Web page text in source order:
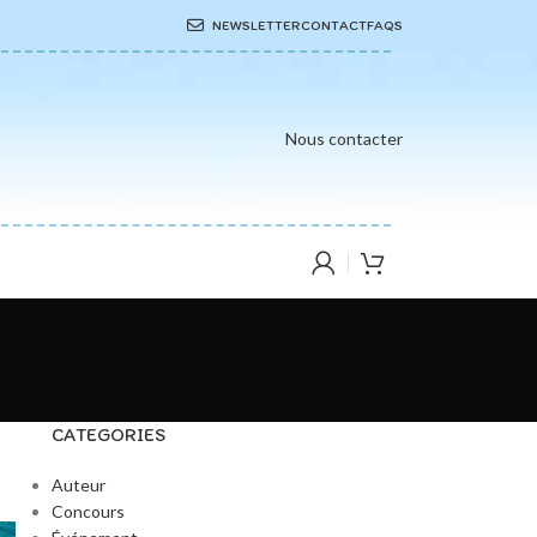
NEWSLETTERCONTACTFAQS
Nous contacter
CATEGORIES
Auteur
Concours